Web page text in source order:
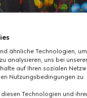
ähnliche Technologien,
analysieren, uns bei
auf Ihren sozialen
Nutzungsbedingungen zu.
Technologien und